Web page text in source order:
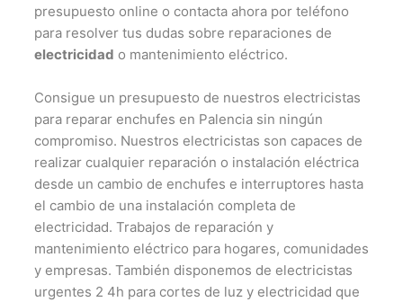
presupuesto online o contacta ahora por teléfono
para resolver tus dudas sobre reparaciones de
electricidad o mantenimiento eléctrico.
Consigue un presupuesto de nuestros electricistas
para reparar enchufes en Palencia sin ningún
compromiso. Nuestros electricistas son capaces de
realizar cualquier reparación o instalación eléctrica
desde un cambio de enchufes e interruptores hasta
el cambio de una instalación completa de
electricidad. Trabajos de reparación y
mantenimiento eléctrico para hogares, comunidades
y empresas. También disponemos de electricistas
urgentes 2 4h para cortes de luz y electricidad que